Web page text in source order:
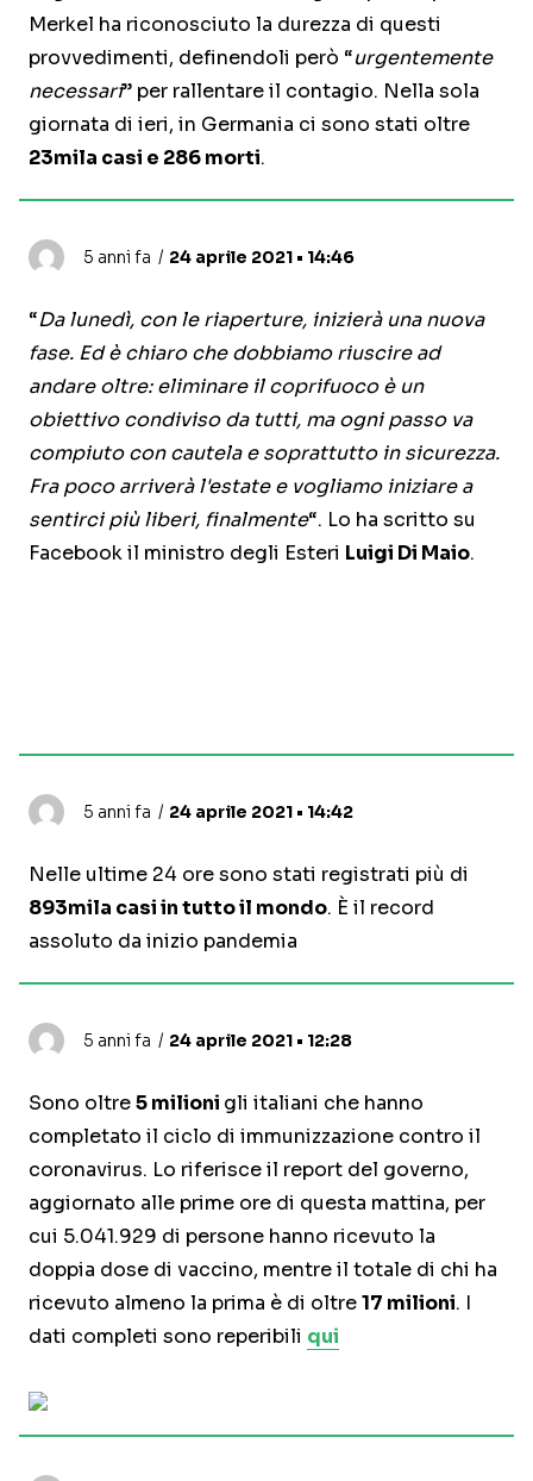
Merkel ha riconosciuto la durezza di questi
provvedimenti, definendoli però “urgentemente
necessari” per rallentare il contagio. Nella sola
giornata di ieri, in Germania ci sono stati oltre
23mila casi e 286 morti.
5 anni fa 24 aprile 2021 • 14:46
“Da lunedì, con le riaperture, inizierà una nuova
fase. Ed è chiaro che dobbiamo riuscire ad
andare oltre: eliminare il coprifuoco è un
obiettivo condiviso da tutti, ma ogni passo va
compiuto con cautela e soprattutto in sicurezza.
Fra poco arriverà l'estate e vogliamo iniziare a
sentirci più liberi, finalmente“. Lo ha scritto su
Facebook il ministro degli Esteri Luigi Di Maio.
5 anni fa 24 aprile 2021 • 14:42
Nelle ultime 24 ore sono stati registrati più di
893mila casi in tutto il mondo. È il record
assoluto da inizio pandemia
5 anni fa 24 aprile 2021 • 12:28
Sono oltre5 milioni gli italiani che hanno
completato il ciclo di immunizzazione contro il
coronavirus. Lo riferisce il report del governo,
aggiornato alle prime ore di questa mattina, per
cui 5.041.929 di persone hanno ricevuto la
doppia dose di vaccino, mentre il totale di chi ha
ricevuto almeno la prima è di oltre17 milioni. I
dati completi sono reperibili qui